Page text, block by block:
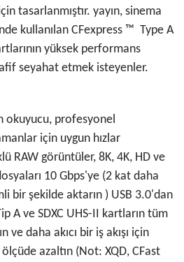
tasarlanmıştır. yayın, sinema
kullanılan CFexpress ™ ️ Type A
yüksek performans
seyahat etmek isteyenler.
okuyucu, profesyonel
için uygun hızlar
RAW görüntüler, 8K, 4K, HD ve
10 Gbps'ye (2 kat daha
bir şekilde aktarın ) USB 3.0'dan
A ve SDXC UHS-II kartların tüm
daha akıcı bir iş akışı için
azaltın (Not: XQD, CFast